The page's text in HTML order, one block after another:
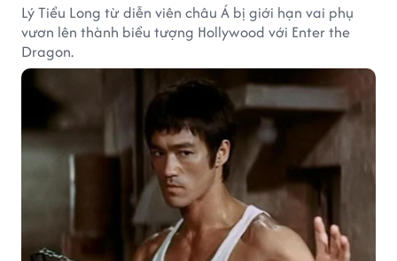
Lý Tiểu Long từ diễn viên châu Á bị giới hạn vai phụ
vươn lên thành biểu tượng Hollywood với Enter the
Dragon.